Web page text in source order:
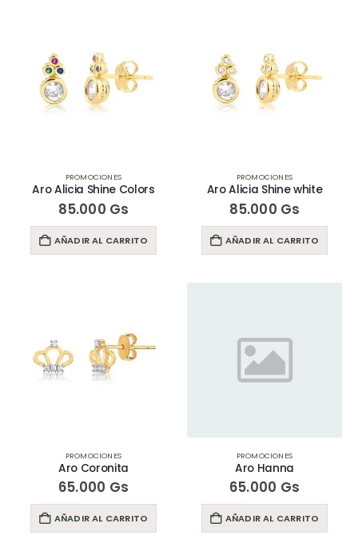
PROMOCIONES
Aro Alicia Shine Colors
85.000 Gs
AÑADIR AL CARRITO
PROMOCIONES
Aro Alicia Shine white
85.000 Gs
AÑADIR AL CARRITO
PROMOCIONES
Aro Coronita
65.000 Gs
AÑADIR AL CARRITO
PROMOCIONES
Aro Hanna
65.000 Gs
AÑADIR AL CARRITO